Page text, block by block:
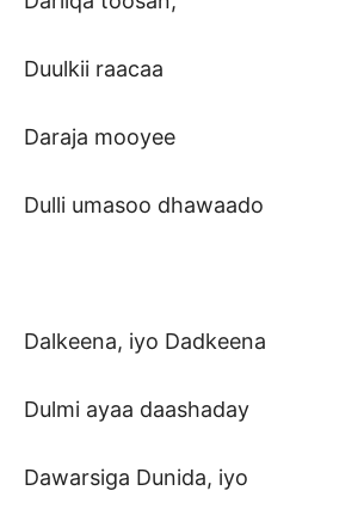
Duulkii raacaa
Daraja mooyee
Dulli umasoo dhawaado
Dalkeena, iyo Dadkeena
Dulmi ayaa daashaday
Dawarsiga Dunida, iyo